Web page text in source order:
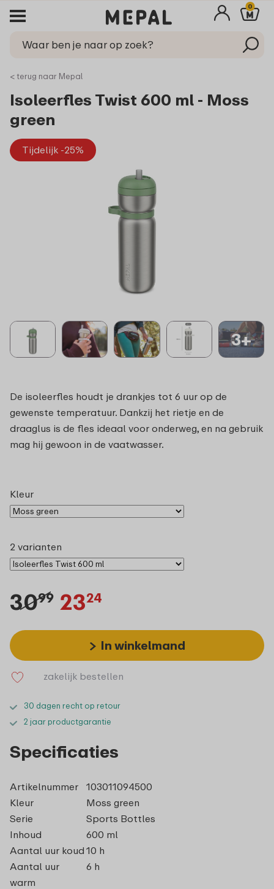
0
< terug naar Mepal
Isoleerfles Twist 600 ml - Moss
green
Tijdelijk -25%
3+
De isoleerfles houdt je drankjes tot 6 uur op de
gewenste temperatuur. Dankzij het rietje en de
draaglus is de fles ideaal voor onderweg, en na gebruik
mag hij gewoon in de vaatwasser.
Kleur
2 varianten
3099 2324
In winkelmand
zakelijk bestellen
30 dagen recht op retour
2 jaar productgarantie
Specificaties
Artikelnummer
103011094500
Kleur
Moss green
Serie
Sports Bottles
Inhoud
600 ml
Aantal uur koud 10 h
Aantal uur
warm
6 h